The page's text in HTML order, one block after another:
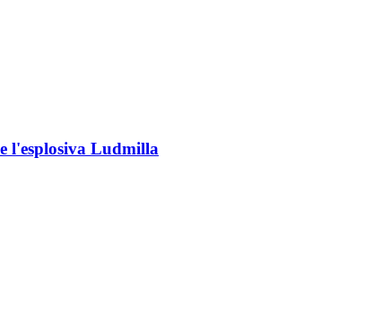
l'esplosiva Ludmilla